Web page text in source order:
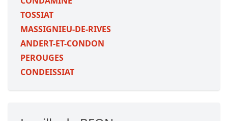
TOSSIAT
MASSIGNIEU-DE-RIVES
ANDERT-ET-CONDON
PEROUGES
CONDEISSIAT